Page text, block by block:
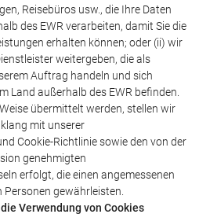
Reisebüros usw., die Ihre Daten
des EWR verarbeiten, damit Sie die
erhalten können; oder (ii) wir
weitergeben, die als
Auftrag handeln und sich
Land außerhalb des EWR befinden.
übermittelt werden, stellen wir
mit unserer
Cookie-Richtlinie sowie den von der
genehmigten
erfolgt, die einen angemessenen
gewährleisten.
Verwendung von Cookies